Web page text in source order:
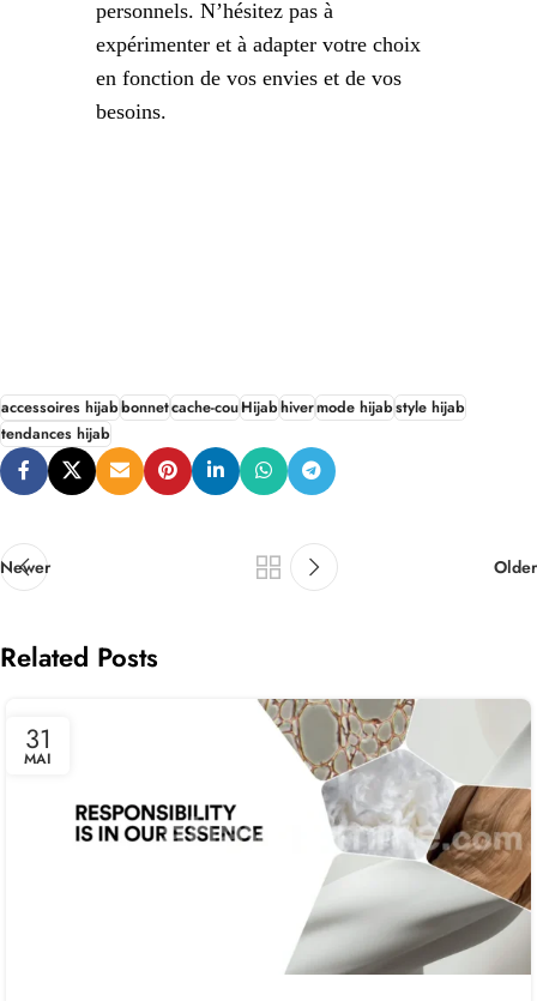
personnels. N’hésitez pas à
expérimenter et à adapter votre choix
en fonction de vos envies et de vos
besoins.
accessoires hijabbonnetcache-couHijabhivermode hijabstyle hijab
tendances hijab
Newer Older
Related Posts
31
MAI